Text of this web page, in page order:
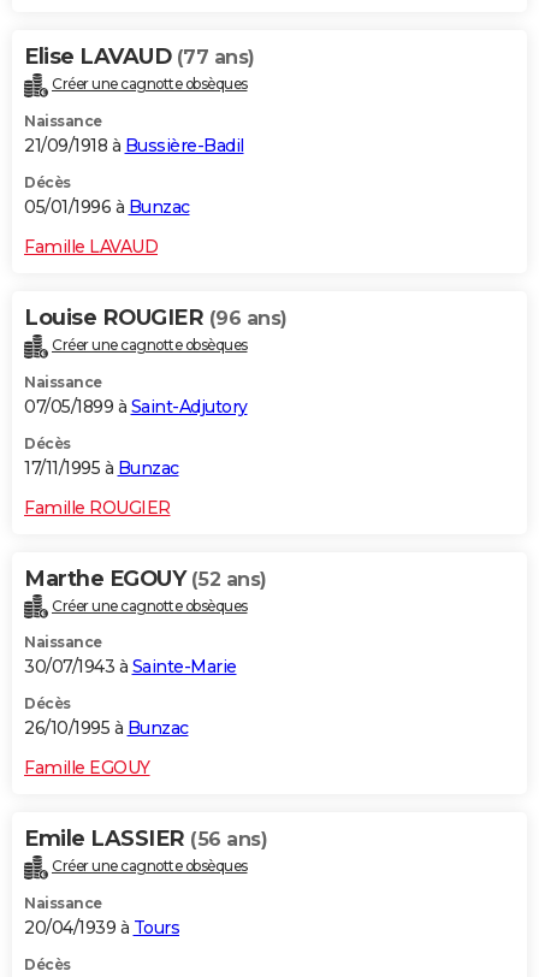
Elise LAVAUD (77 ans)
Créer une cagnotte obsèques
Naissance
21/09/1918 à Bussière-Badil
Décès
05/01/1996 à Bunzac
Famille LAVAUD
Louise ROUGIER (96 ans)
Créer une cagnotte obsèques
Naissance
07/05/1899 à Saint-Adjutory
Décès
17/11/1995 à Bunzac
Famille ROUGIER
Marthe EGOUY (52 ans)
Créer une cagnotte obsèques
Naissance
30/07/1943 à Sainte-Marie
Décès
26/10/1995 à Bunzac
Famille EGOUY
Emile LASSIER (56 ans)
Créer une cagnotte obsèques
Naissance
20/04/1939 à Tours
Décès